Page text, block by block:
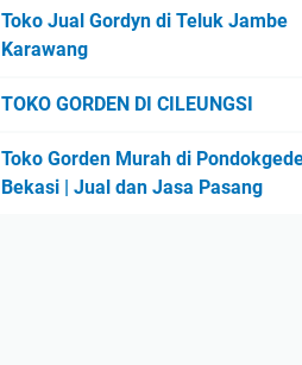
Toko Jual Gordyn di Teluk Jambe
Karawang
TOKO GORDEN DI CILEUNGSI
Toko Gorden Murah di
Bekasi | Jual dan Jasa Pasang